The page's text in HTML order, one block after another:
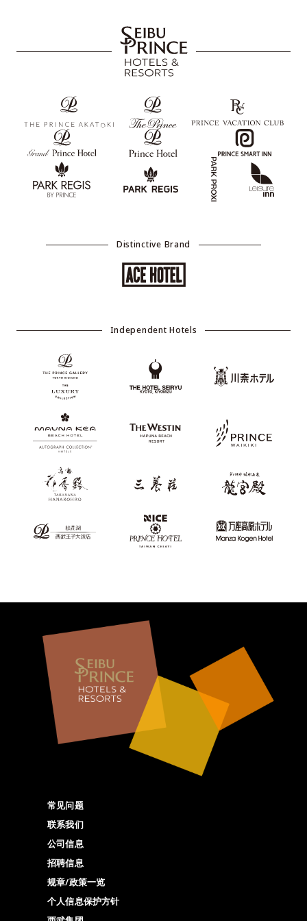
Distinctive Brand
Independent Hotels
常见问题
联系我们
公司信息
招聘信息
规章/政策一览
个人信息保护方针